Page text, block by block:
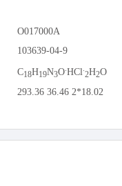
O017000A
103639-04-9
C18H19N3O.HCl.
2H2O
293.36 36.46 2*18.02